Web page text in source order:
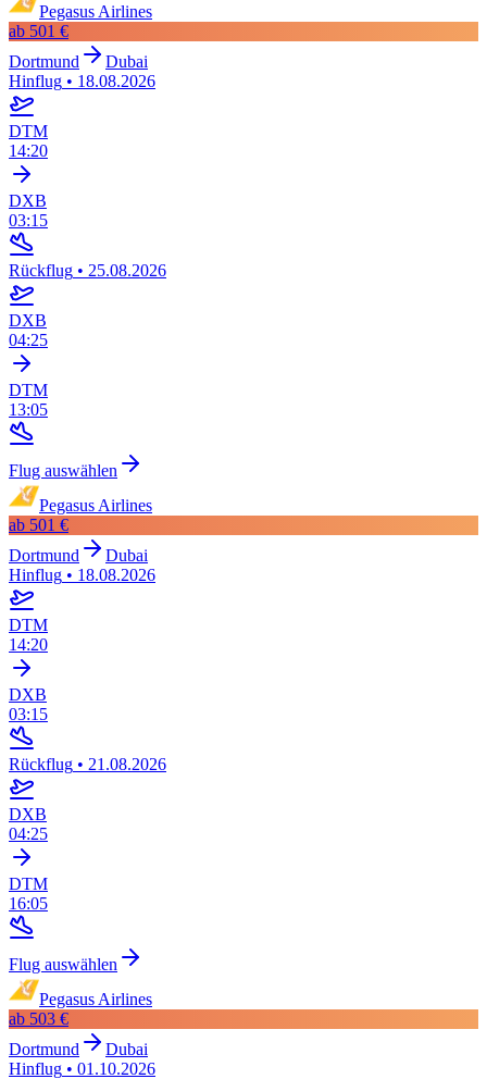
Pegasus Airlines
ab 501 €
Dortmund
Dubai
Hinflug • 18.08.2026
DTM
14:20
DXB
03:15
Rückflug • 25.08.2026
DXB
04:25
DTM
13:05
Flug auswählen
Pegasus Airlines
ab 501 €
Dortmund
Dubai
Hinflug • 18.08.2026
DTM
14:20
DXB
03:15
Rückflug • 21.08.2026
DXB
04:25
DTM
16:05
Flug auswählen
Pegasus Airlines
ab 503 €
Dortmund
Dubai
Hinflug • 01.10.2026